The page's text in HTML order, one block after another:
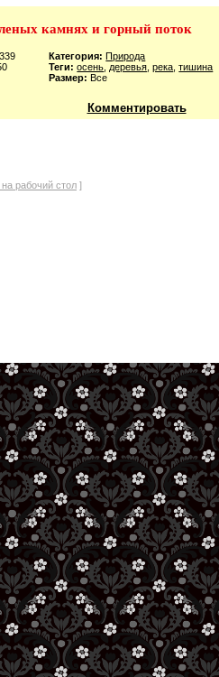
камнях и горный поток
Категория: Природа
Теги: осень деревья ,река ,тишина
Размер: Все
Комментировать
рабочий стол ]